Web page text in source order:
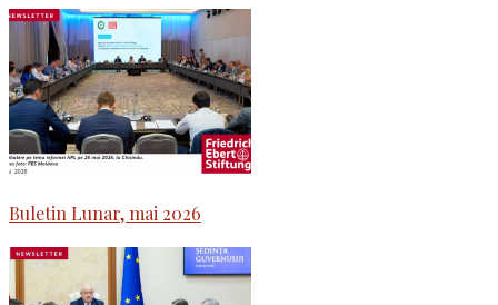
Buletin Lunar, mai 2026